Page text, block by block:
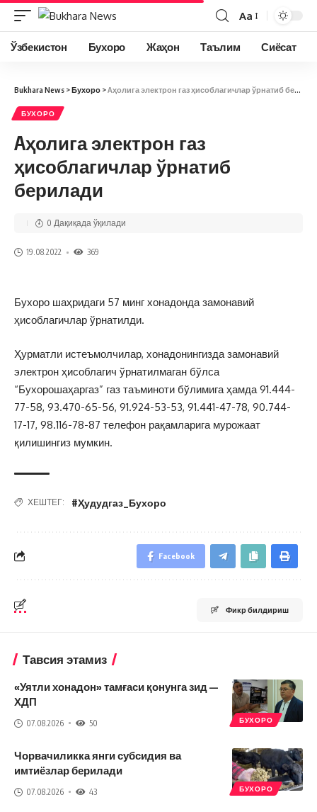
Aa
Ўзбекистон Бухоро Жаҳон Таълим Сиёсат
Bukhara News >Бухоро >Aҳолига электрон газ ҳисоблагичлар ўрнатиб берилади
БУХОРО
Aҳолига электрон газ
ҳисоблагичлар ўрнатиб
берилади
19.08.2022 369
0 Дақиқада ўқилади
Бухоро шаҳридаги 57 минг хонадонда замонавий
ҳисоблагичлар ўрнатилди.
Ҳурматли истеъмолчилар, хонадонингизда замонавий
электрон ҳисоблагич ўрнатилмаган бўлса
“Бухорошаҳаргаз” газ таъминоти бўлимига ҳамда 91.444-
77-58, 93.470-65-56, 91.924-53-53, 91.441-47-78, 90.744-
17-17, 98.116-78-87 телефон рақамларига мурожаат
қилишингиз мумкин.
ХЕШТЕГ: #Ҳудудгаз_Бухоро
Facebook
Фикр билдириш
Тавсия этамиз
БУХОРО
«Уятли хонадон» тамғаси қонунга зид —
ХДП
07.08.2026 50
БУХОРО
Чорвачиликка янги субсидия ва
имтиёзлар берилади
07.08.2026 43